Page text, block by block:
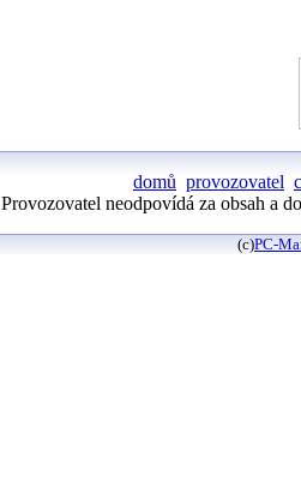
domů provozovatel
Provozovatel neodpovídá za obsah a
(c)PC-